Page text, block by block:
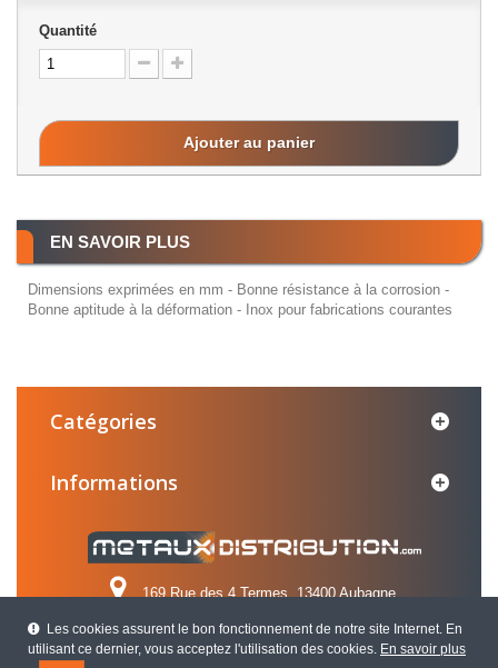
Les cookies assurent le bon fonctionnement de notre site Internet. En
utilisant ce dernier, vous acceptez l'utilisation des cookies. En savoir plus
Quantité
Ajouter au panier
EN SAVOIR PLUS
Dimensions exprimées en mm - Bonne résistance à la corrosion -
Bonne aptitude à la déformation - Inox pour fabrications courantes
Catégories
Informations
169 Rue des 4 Termes, 13400 Aubagne
Appelez-nous au :04 42 84 31 31